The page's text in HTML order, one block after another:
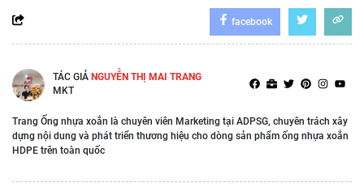
facebook
TÁC GIẢ NGUYỄN THỊ MAI TRANG
MKT
Trang Ống nhựa xoắn là chuyên viên Marketing tại ADPSG, chuyên trách xây
dựng nội dung và phát triển thương hiệu cho dòng sản phẩm ống nhựa xoắn
HDPE trên toàn quốc